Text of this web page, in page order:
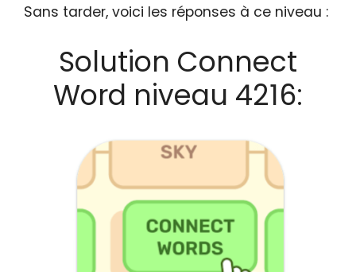
Sans tarder, voici les réponses à ce niveau :
Solution Connect
Word niveau 4216: